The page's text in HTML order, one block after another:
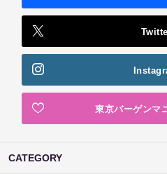
東京バーゲンマ
CATEGORY